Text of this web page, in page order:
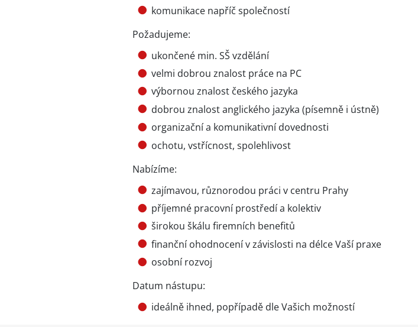
komunikace napříč společností
Požadujeme:
ukončené min. SŠ vzdělání
velmi dobrou znalost práce na PC
výbornou znalost českého jazyka
dobrou znalost anglického jazyka (písemně i ústně)
organizační a komunikativní dovednosti
ochotu, vstřícnost, spolehlivost
Nabízíme:
zajímavou, různorodou práci v centru Prahy
příjemné pracovní prostředí a kolektiv
širokou škálu firemních benefitů
finanční ohodnocení v závislosti na délce Vaší praxe
osobní rozvoj
Datum nástupu:
ideálně ihned, popřípadě dle Vašich možností